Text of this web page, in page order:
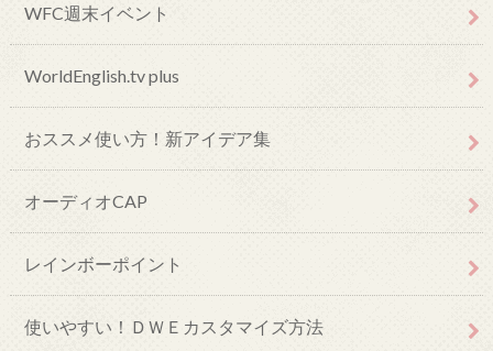
WFC週末イベント
WorldEnglish.tv plus
おススメ使い方！新アイデア集
オーディオCAP
レインボーポイント
使いやすい！ＤＷＥカスタマイズ方法